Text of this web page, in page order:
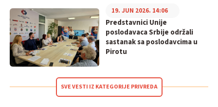
Predstavnici Unije
poslodavaca Srbije održali
sastanak sa poslodavcima u
Pirotu
19. JUN 2026. 14:06
SVE VESTI IZ KATEGORIJE PRIVREDA